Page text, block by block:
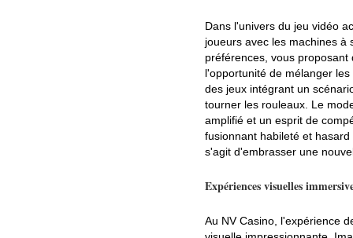
Dans l'univers du jeu vidéo
joueurs avec les machines à
préférences, vous
l'opportunité de mélanger
des jeux intégrant un
tourner les rouleaux. Le
amplifié et un esprit de
fusionnant habileté et
s'agit d'embrasser une
Expériences visuelles
Au NV Casino, l'expérience